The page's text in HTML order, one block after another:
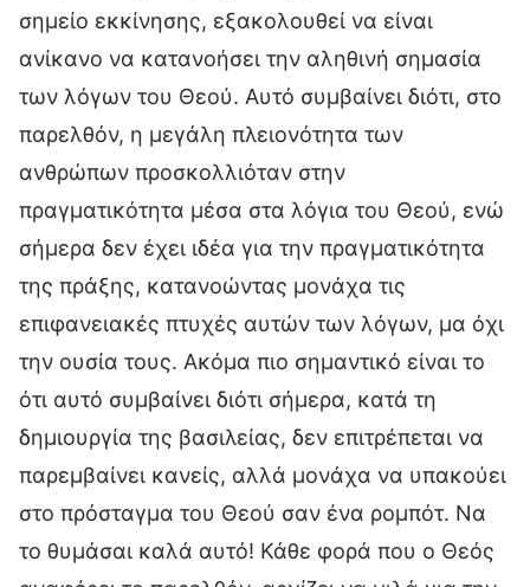
σημείο εκκίνησης, εξακολουθεί να είναι
ανίκανο να κατανοήσει την αληθινή σημασία
των λόγων του Θεού. Αυτό συμβαίνει διότι, στο
παρελθόν, η μεγάλη πλειονότητα των
ανθρώπων προσκολλιόταν στην
πραγματικότητα μέσα στα λόγια του Θεού, ενώ
σήμερα δεν έχει ιδέα για την πραγματικότητα
της πράξης, κατανοώντας μονάχα τις
επιφανειακές πτυχές αυτών των λόγων, μα όχι
την ουσία τους. Ακόμα πιο σημαντικό είναι το
ότι αυτό συμβαίνει διότι σήμερα, κατά τη
δημιουργία της βασιλείας, δεν επιτρέπεται να
παρεμβαίνει κανείς, αλλά μονάχα να υπακούει
στο πρόσταγμα του Θεού σαν ένα ρομπότ. Να
το θυμάσαι καλά αυτό! Κάθε φορά που ο Θεός